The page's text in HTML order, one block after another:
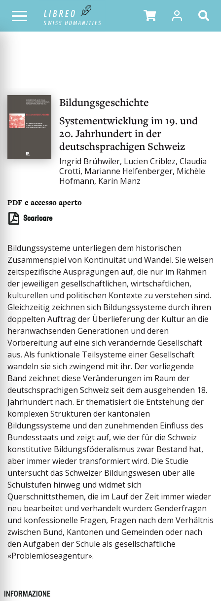
OUR CATALOGUE
Bildungsgeschichte
Systementwicklung im 19. und
20. Jahrhundert in der
deutschsprachigen Schweiz
Ingrid Brühwiler, Lucien Criblez, Claudia
Crotti, Marianne Helfenberger, Michèle
Hofmann, Karin Manz
PDF e accesso aperto
Scaricare
Bildungssysteme unterliegen dem historischen
Zusammenspiel von Kontinuität und Wandel. Sie weisen
zeitspezifische Ausprägungen auf, die nur im Rahmen
der jeweiligen gesellschaftlichen, wirtschaftlichen,
kulturellen und politischen Kontexte zu verstehen sind.
Gleichzeitig zeichnen sich Bildungssysteme durch ihren
doppelten Auftrag der Überlieferung der Kultur an die
heranwachsenden Generationen und deren
Vorbereitung auf eine sich verändernde Gesellschaft
aus. Als funktionale Teil­systeme einer Gesellschaft
wandeln sie sich zwingend mit ihr. Der vorliegende
Band zeichnet diese Veränderungen im Raum der
deutschsprachigen Schweiz seit dem ausgehenden 18.
Jahrhundert nach. Er thematisiert die Entstehung der
komplexen Strukturen der kantonalen
Bildungssysteme und den zunehmenden Einfluss des
Bundesstaats und zeigt auf, wie der für die Schweiz
konstitutive Bildungsföderalismus zwar Bestand hat,
aber immer wieder transformiert wird. Die Studie
untersucht das Schweizer Bildungswesen über alle
Schulstufen hinweg und widmet sich
Querschnittsthemen, die im Lauf der Zeit immer wieder
neu bearbeitet und verhandelt wurden: Genderfragen
und konfessionelle Fragen, Fragen nach dem Verhältnis
zwischen Bund, Kantonen und Gemeinden oder nach
den Aufgaben der Schule als gesellschaftliche
«Problemlöseagentur».
INFORMAZIONE